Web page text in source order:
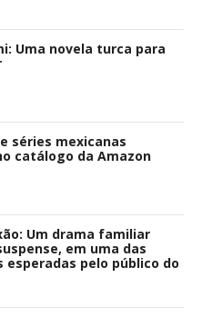
Uma novela turca para
séries mexicanas
catálogo da Amazon
Um drama familiar
em uma das
esperadas pelo público do